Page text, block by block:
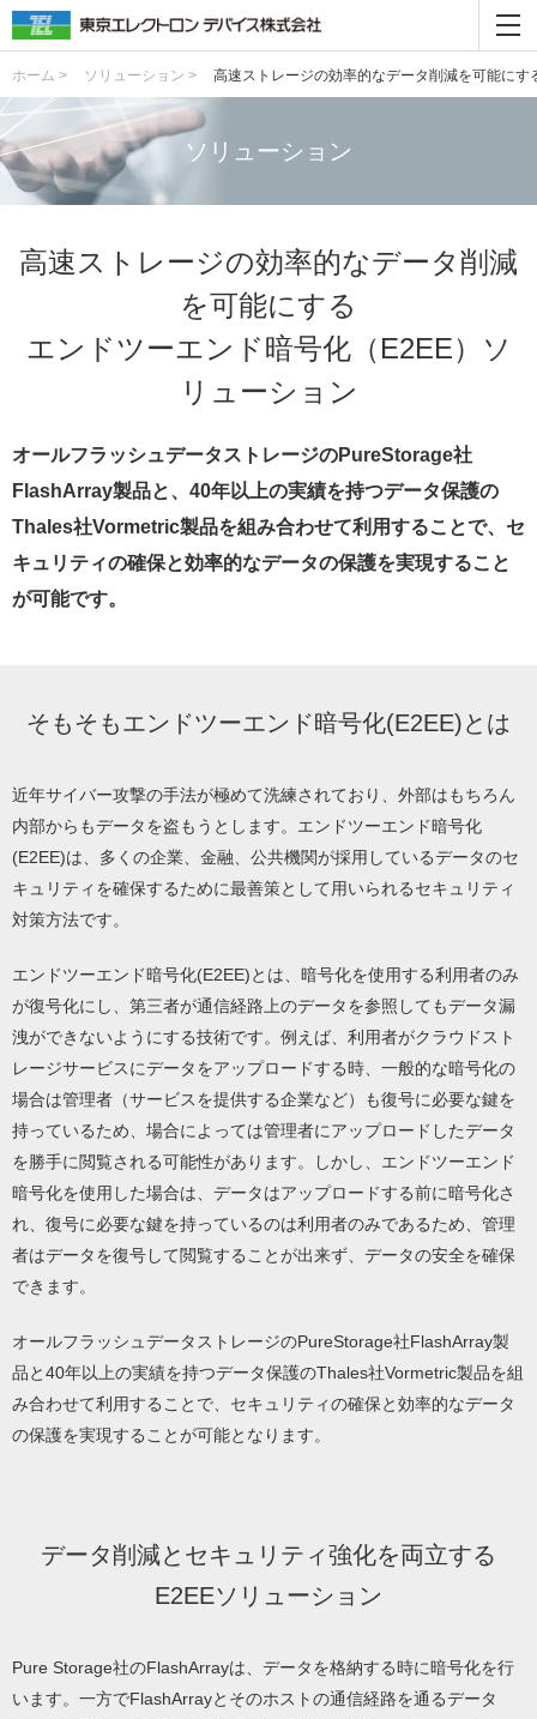
ホーム > ソリューション > 高速ストレージの効率的なデータ削減を可能に
ソリューション
高速ストレージの効率的なデータ削減
を可能にする
エンドツーエンド暗号化（E2EE）ソ
リューション
オールフラッシュデータストレージのPureStorage社
FlashArray製品と、40年以上の実績を持つデータ保護の
Thales社Vormetric製品を組み合わせて利用することで、セ
キュリティの確保と効率的なデータの保護を実現すること
が可能です。
そもそもエンドツーエンド暗号化(E2EE)とは
近年サイバー攻撃の手法が極めて洗練されており、外部はもちろん
内部からもデータを盗もうとします。エンドツーエンド暗号化
(E2EE)は、多くの企業、金融、公共機関が採用しているデータのセ
キュリティを確保するために最善策として用いられるセキュリティ
対策方法です。
エンドツーエンド暗号化(E2EE)とは、暗号化を使用する利用者のみ
が復号化にし、第三者が通信経路上のデータを参照してもデータ漏
洩ができないようにする技術です。例えば、利用者がクラウドスト
レージサービスにデータをアップロードする時、一般的な暗号化の
場合は管理者（サービスを提供する企業など）も復号に必要な鍵を
持っているため、場合によっては管理者にアップロードしたデータ
を勝手に閲覧される可能性があります。しかし、エンドツーエンド
暗号化を使用した場合は、データはアップロードする前に暗号化さ
れ、復号に必要な鍵を持っているのは利用者のみであるため、管理
者はデータを復号して閲覧することが出来ず、データの安全を確保
できます。
オールフラッシュデータストレージのPureStorage社FlashArray製
品と40年以上の実績を持つデータ保護のThales社Vormetric製品を組
み合わせて利用することで、セキュリティの確保と効率的なデータ
の保護を実現することが可能となります。
データ削減とセキュリティ強化を両立する
E2EEソリューション
Pure Storage社のFlashArrayは、データを格納する時に暗号化を行
います。一方でFlashArrayとそのホストの通信経路を通るデータ